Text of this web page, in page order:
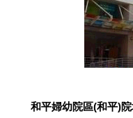
和平婦幼院區(和平)